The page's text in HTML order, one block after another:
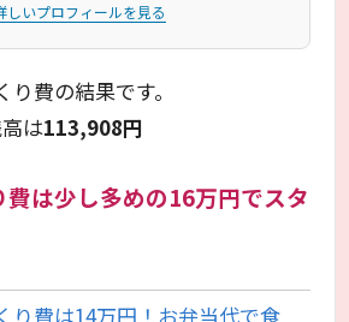
しいプロフィールを見る
費の結果です。
は113,908円
は少し多めの16万円でスタ
り費は14万円！お弁当代で食